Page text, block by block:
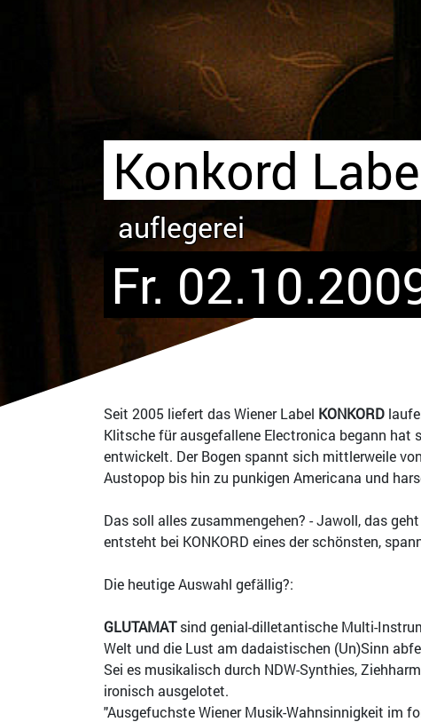
Konkord
auflegerei
Fr.
Seit 2005 liefert das Wiener Label KONKORD
Klitsche für ausgefallene Electronica begann hat
entwickelt. Der Bogen spannt sich mittlerweile
Austopop bis hin zu punkigen Americana und
Das soll alles zusammengehen? - Jawoll, das
entsteht bei KONKORD eines der schönsten,
Die heutige Auswahl gefällig?:
GLUTAMATsind genial-dilletantische Multi-
Welt und die Lust am dadaistischen (Un)Sinn
Sei es musikalisch durch NDW-Synthies,
ironisch ausgelotet.
"Ausgefuchste Wiener Musik-Wahnsinnigkeit im